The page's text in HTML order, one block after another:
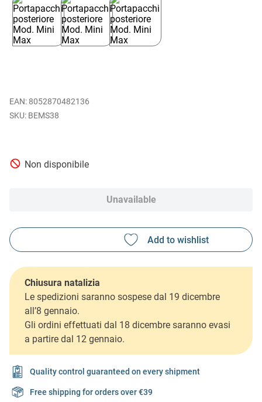
EAN: 8052870482136
BEMS38
Non disponibile
Unavailable
Chiusura natalizia
Le spedizioni saranno sospese dal 19 dicembre
all’8 gennaio.
Gli ordini effettuati dal 18 dicembre saranno evasi
a partire dal 12 gennaio.
Quality control guaranteed on every shipment
Free shipping for orders over €39